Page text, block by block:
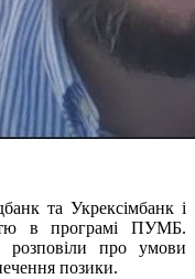
та Укрексімбанк і
в програмі ПУМБ.
розповіли про умови
позики.